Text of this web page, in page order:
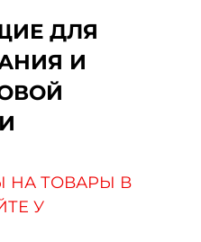
ДЛЯ
И
НА ТОВАРЫ В
У